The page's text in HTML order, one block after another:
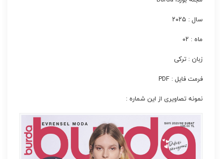
سال : ۲۰۲۵
ماه : ۰۲
زبان : ترکی
فرمت فایل : PDF
نمونه تصاویری از این شماره :